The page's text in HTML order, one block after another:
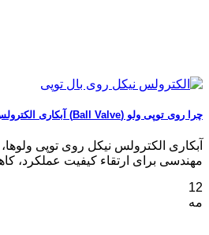
چرا روی توپی‌ ولو (Ball Valve) آبکاری الکترولس نیکل انجام می‌شود؟
آبکاری الکترولس نیکل روی توپی‌
مهندسی برای ارتقاء کیفیت عملکرد،
12
مه